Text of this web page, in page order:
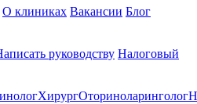
О клиниках Вакансии Блог
руководству Налоговый
ХирургОториноларинголог